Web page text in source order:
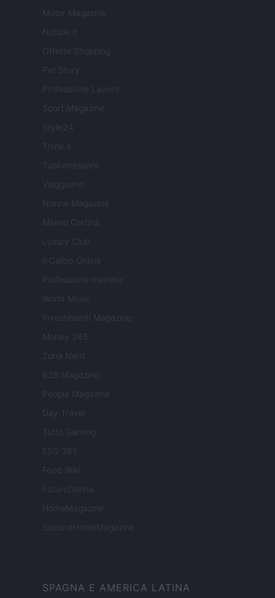
Motor Magazine
Notizie.it
Offerte Shopping
Pet Story
Professione Lavoro
Sport Magazine
Style24
Think.it
Tuobenessere
Viaggiamo
Nonne Magazine
Milano Cortina
Luxury Club
Il Calcio Online
Professione mamma
World Music
Investimenti Magazine
Money 365
Zona Nerd
B2B Magazine
People Magazine
Day Travel
Tutto Gaming
ESG 365
Food Wiki
FuturoDonna
HomeMagazine
SecondHomeMagazine
SPAGNA E AMERICA LATINA